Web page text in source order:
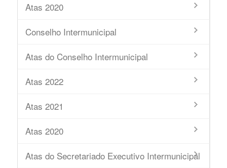
Atas 2020
Conselho Intermunicipal
Atas do Conselho Intermunicipal
Atas 2022
Atas 2021
Atas 2020
Atas do Secretariado Executivo Intermunicipal